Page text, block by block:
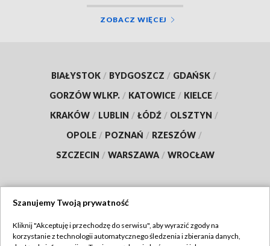
ZOBACZ WIĘCEJ
BIAŁYSTOK / BYDGOSZCZ / GDAŃSK /
GORZÓW WLKP. / KATOWICE / KIELCE /
KRAKÓW / LUBLIN / ŁÓDŹ / OLSZTYN /
OPOLE / POZNAŃ / RZESZÓW /
SZCZECIN / WARSZAWA / WROCŁAW
TVP
Szanujemy Twoją prywatność
Kliknij "Akceptuję i przechodzę do serwisu", aby wyrazić zgody na
korzystanie z technologii automatycznego śledzenia i zbierania danych,